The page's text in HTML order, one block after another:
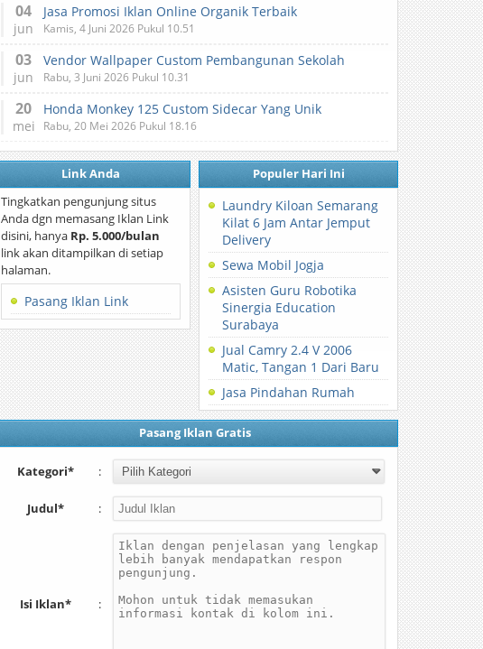
04
jun
Jasa Promosi Iklan Online Organik Terbaik
Kamis, 4 Juni 2026 Pukul 10.51
03
jun
Vendor Wallpaper Custom Pembangunan Sekolah
Rabu, 3 Juni 2026 Pukul 10.31
20
mei
Honda Monkey 125 Custom Sidecar Yang Unik
Rabu, 20 Mei 2026 Pukul 18.16
Link Anda
Tingkatkan pengunjung situs
Anda dgn memasang Iklan Link
disini, hanya Rp. 5.000/bulan
link akan ditampilkan di setiap
halaman.
Pasang Iklan Link
Populer Hari Ini
Laundry Kiloan Semarang
Kilat 6 Jam Antar Jemput
Delivery
Sewa Mobil Jogja
Asisten Guru Robotika
Sinergia Education
Surabaya
Jual Camry 2.4 V 2006
Matic, Tangan 1 Dari Baru
Jasa Pindahan Rumah
Pasang Iklan Gratis
Kategori* :
Judul* :
Isi Iklan* :